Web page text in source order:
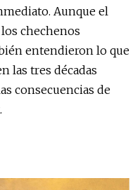
Aunque el
chechenos
entendieron lo que
las tres décadas
consecuencias de